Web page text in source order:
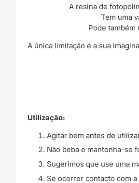
A resina de
Tem uma
Pode
A única limitação é a sua
Utilização:
Agitar bem antes de
Não beba e mantenha-se
Sugerimos que use uma
Se ocorrer contacto com